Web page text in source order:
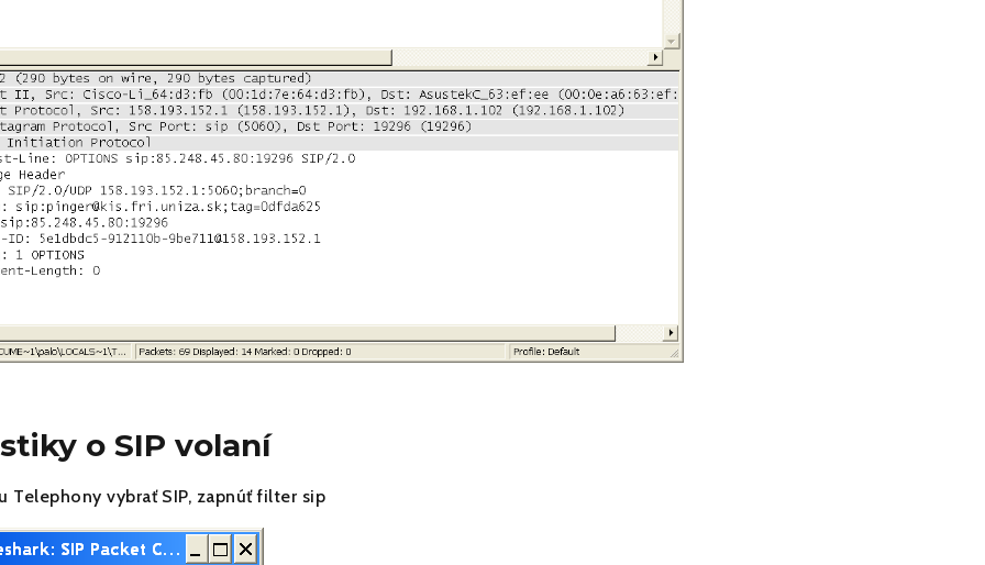
o SIP volaní
Telephony vybrať SIP, zapnúť filter sip